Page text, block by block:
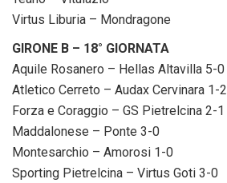
Virtus Liburia – Mondragone
GIRONE B – 18° GIORNATA
Aquile Rosanero – Hellas Altavilla 5-0
Atletico Cerreto – Audax Cervinara 1-2
Forza e Coraggio – GS Pietrelcina 2-1
Maddalonese – Ponte 3-0
Montesarchio – Amorosi 1-0
Sporting Pietrelcina – Virtus Goti 3-0